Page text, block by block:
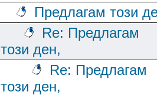
Предлагам този
Re: Предлагам
този ден,
Re: Предлагам
този ден,